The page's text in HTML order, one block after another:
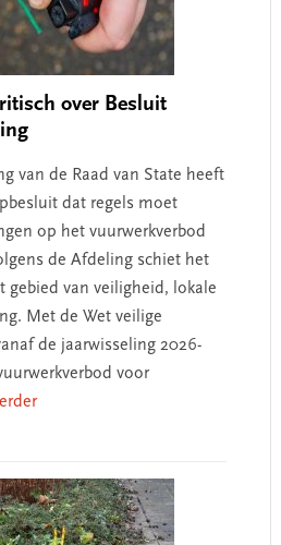
over Besluit
van de Raad van State heeft
dat regels moet
op het vuurwerkverbod
de Afdeling schiet het
gebied van veiligheid, lokale
Met de Wet veilige
de jaarwisseling 2026-
voor